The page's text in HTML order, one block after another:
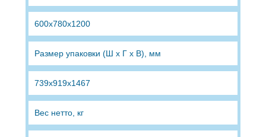
600х780х1200
Размер упаковки (Ш х Г х В), мм
739х919х1467
Вес нетто, кг